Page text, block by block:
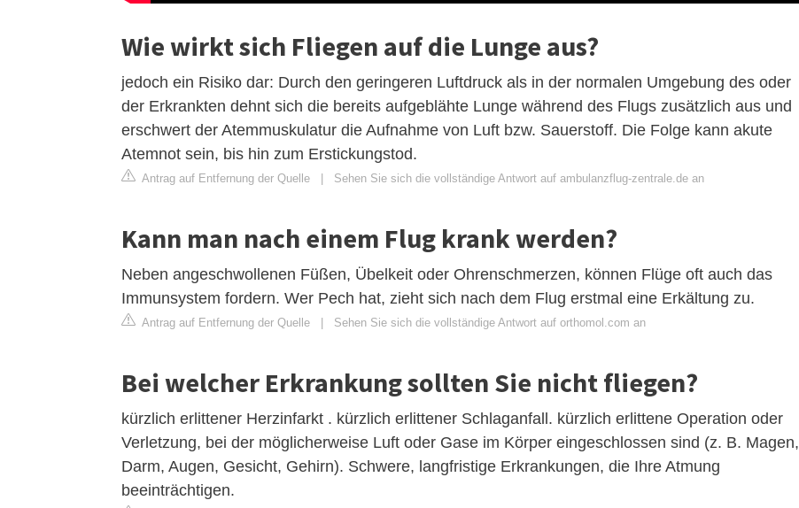
Wie wirkt sich Fliegen auf die Lunge aus?
jedoch ein Risiko dar: Durch den geringeren Luftdruck als in der normalen Umgebung des oder
der Erkrankten dehnt sich die bereits aufgeblähte Lunge während des Flugs zusätzlich aus und
erschwert der Atemmuskulatur die Aufnahme von Luft bzw. Sauerstoff. Die Folge kann akute
Atemnot sein, bis hin zum Erstickungstod.
Antrag auf Entfernung der Quelle | Sehen Sie sich die vollständige Antwort auf ambulanzflug-zentrale.de an
Kann man nach einem Flug krank werden?
Neben angeschwollenen Füßen, Übelkeit oder Ohrenschmerzen, können Flüge oft auch das
Immunsystem fordern. Wer Pech hat, zieht sich nach dem Flug erstmal eine Erkältung zu.
Antrag auf Entfernung der Quelle | Sehen Sie sich die vollständige Antwort auf orthomol.com an
Bei welcher Erkrankung sollten Sie nicht fliegen?
kürzlich erlittener Herzinfarkt . kürzlich erlittener Schlaganfall. kürzlich erlittene Operation oder
Verletzung, bei der möglicherweise Luft oder Gase im Körper eingeschlossen sind (z. B. Magen,
Darm, Augen, Gesicht, Gehirn). Schwere, langfristige Erkrankungen, die Ihre Atmung
beeinträchtigen.